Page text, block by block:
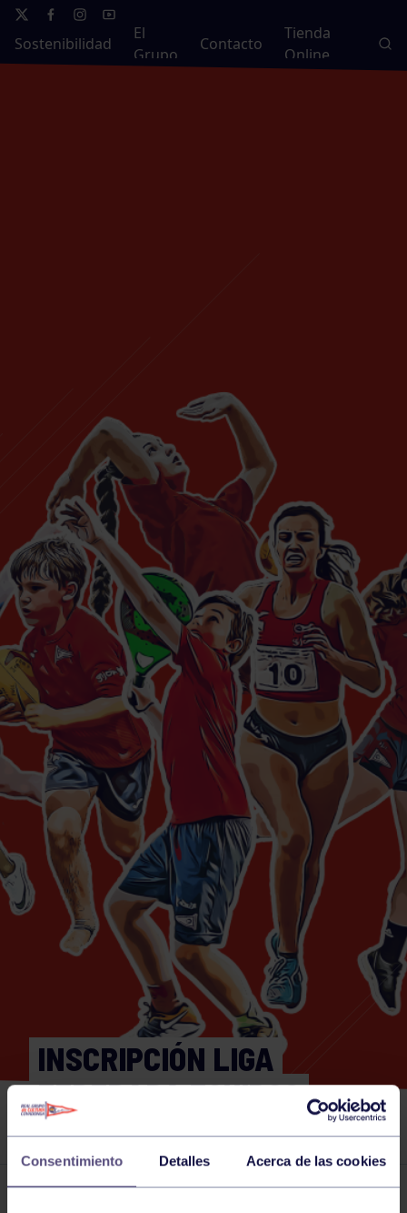
Consentimiento Detalles Acerca de las cookies
Sostenibilidad
El
Grupo
Contacto
Tienda
Online
INSCRIPCIÓN LIGA
FEDERADA EQUIPOS
PADEL 2023